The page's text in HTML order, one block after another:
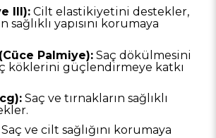
III): Cilt elastikiyetini destekler,
sağlıklı yapısını korumaya
Palmiye): Saç dökülmesini
köklerini güçlendirmeye katkı
Saç ve tırnakların sağlıklı
Saç ve cilt sağlığını korumaya